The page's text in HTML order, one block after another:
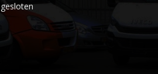
gesloten